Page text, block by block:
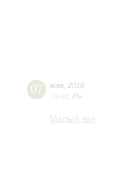
07 мая 2018
19:00 Пн
Малый зал